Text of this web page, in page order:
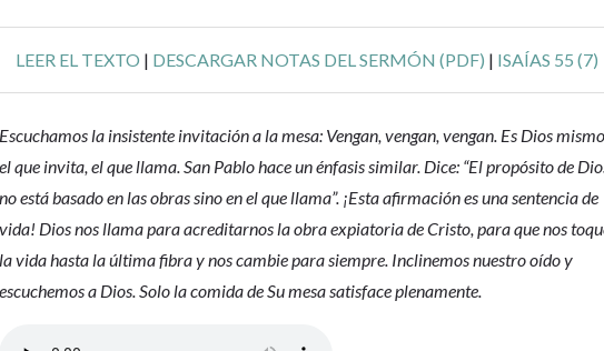
LEER EL TEXTO | DESCARGAR NOTAS DEL SERMÓN (PDF) | ISAÍAS 55 (7)
Escuchamos la insistente invitación a la mesa: Vengan, vengan, vengan. Es Dios
el que invita, el que llama. San Pablo hace un énfasis similar. Dice: “El propósito de
no está basado en las obras sino en el que llama”. ¡Esta afirmación es una sentencia de
vida! Dios nos llama para acreditarnos la obra expiatoria de Cristo, para que nos
la vida hasta la última fibra y nos cambie para siempre. Inclinemos nuestro oído y
escuchemos a Dios. Solo la comida de Su mesa satisface plenamente.